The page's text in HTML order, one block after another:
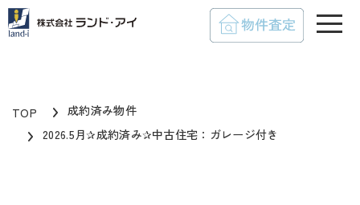
TOP
成約済み物件
2026.5月✰成約済み✰中古住宅：ガレージ付き